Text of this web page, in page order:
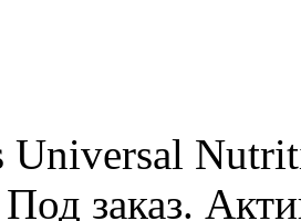
Universal
Под заказ.